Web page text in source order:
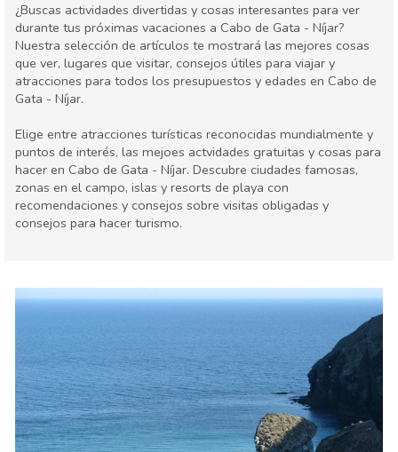
¿Buscas actividades divertidas y cosas interesantes para ver
durante tus próximas vacaciones a Cabo de Gata - Níjar?
Nuestra selección de artículos te mostrará las mejores cosas
que ver, lugares que visitar, consejos útiles para viajar y
atracciones para todos los presupuestos y edades en Cabo de
Gata - Níjar.
Elige entre atracciones turísticas reconocidas mundialmente y
puntos de interés, las mejoes actvidades gratuitas y cosas para
hacer en Cabo de Gata - Níjar. Descubre ciudades famosas,
zonas en el campo, islas y resorts de playa con
recomendaciones y consejos sobre visitas obligadas y
consejos para hacer turismo.
Naturaleza & aire libre
Playas